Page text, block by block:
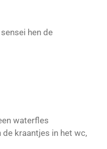
hen de
waterfles
kraantjes in het wc,